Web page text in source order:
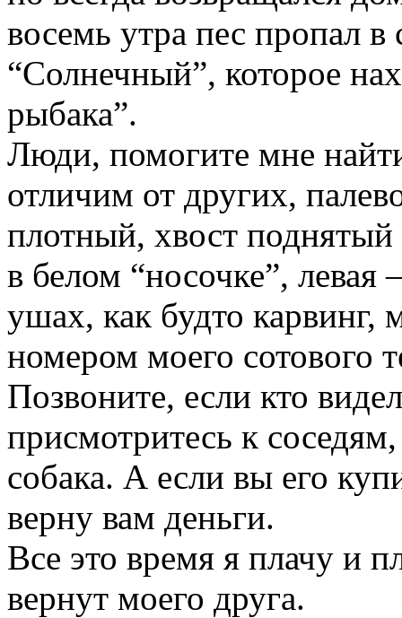
восемь утра пес пропал
“Солнечный”, которое
рыбака”.
Люди, помогите мне
отличим от других,
плотный, хвост
в белом “носочке”,
ушах, как будто
номером моего сотового
Позвоните, если кто
присмотритесь к
собака. А если вы его
верну вам деньги.
Все это время я плачу и
вернут моего друга.